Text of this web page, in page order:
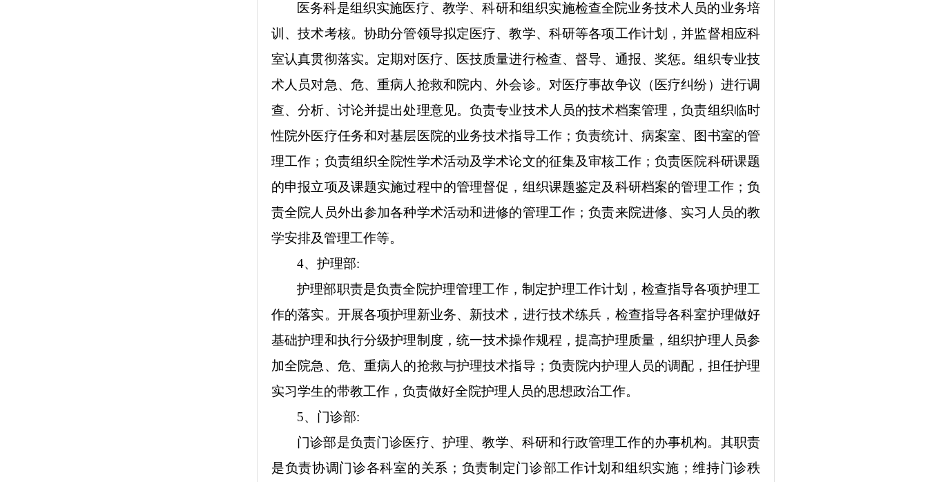
医务科是组织实施医疗、教学、科研和组织实施检查全院业务技术人员的业务培
训、技术考核。协助分管领导拟定医疗、教学、科研等各项工作计划，并监督相应科
室认真贯彻落实。定期对医疗、医技质量进行检查、督导、通报、奖惩。组织专业技
术人员对急、危、重病人抢救和院内、外会诊。对医疗事故争议（医疗纠纷）进行调
查、分析、讨论并提出处理意见。负责专业技术人员的技术档案管理，负责组织临时
性院外医疗任务和对基层医院的业务技术指导工作；负责统计、病案室、图书室的管
理工作；负责组织全院性学术活动及学术论文的征集及审核工作；负责医院科研课题
的申报立项及课题实施过程中的管理督促，组织课题鉴定及科研档案的管理工作；负
责全院人员外出参加各种学术活动和进修的管理工作；负责来院进修、实习人员的教
学安排及管理工作等。
4、护理部:
护理部职责是负责全院护理管理工作，制定护理工作计划，检查指导各项护理工
作的落实。开展各项护理新业务、新技术，进行技术练兵，检查指导各科室护理做好
基础护理和执行分级护理制度，统一技术操作规程，提高护理质量，组织护理人员参
加全院急、危、重病人的抢救与护理技术指导；负责院内护理人员的调配，担任护理
实习学生的带教工作，负责做好全院护理人员的思想政治工作。
5、门诊部:
门诊部是负责门诊医疗、护理、教学、科研和行政管理工作的办事机构。其职责
是负责协调门诊各科室的关系；负责制定门诊部工作计划和组织实施；维持门诊秩